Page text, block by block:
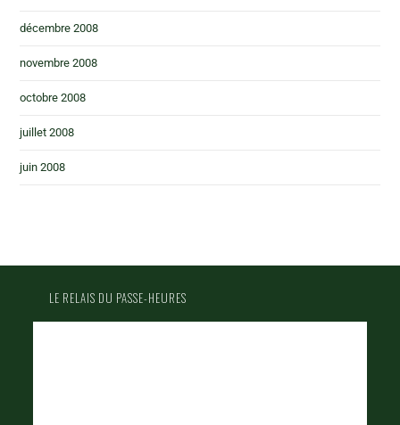
décembre 2008
novembre 2008
octobre 2008
juillet 2008
juin 2008
LE RELAIS DU PASSE-HEURES